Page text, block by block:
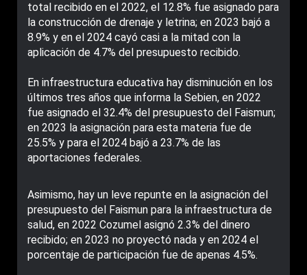
total recibido en el 2022, el 12.8% fue asignado para
la construcción de drenaje y letrina; en 2023 bajó a
8.9% y en el 2024 cayó casi a la mitad con la
aplicación de 4.7% del presupuesto recibido.
En infraestructura educativa hay disminución en los
últimos tres años que informa la Sebien, en 2022
fue asignado el 32.4% del presupuesto del Faismun;
en 2023 la asignación para esta materia fue de
25.5% y para el 2024 bajó a 23.7% de las
aportaciones federales.
Asimismo, hay un leve repunte en la asignación del
presupuesto del Faismun para la infraestructura de
salud, en 2022 Cozumel asignó 2.3% del dinero
recibido; en 2023 no proyectó nada y en 2024 el
porcentaje de participación fue de apenas 4.5%.